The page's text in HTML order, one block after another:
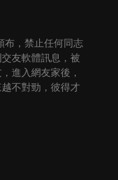
布，禁止任何同志
友軟體訊息，被
進入網友家後，
不對勁，彼得才